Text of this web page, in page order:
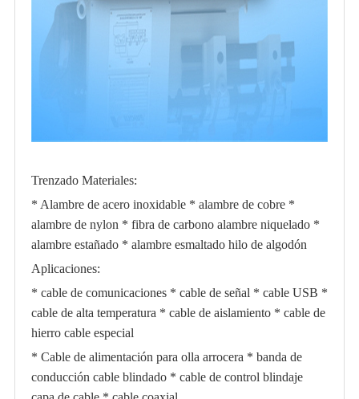
Trenzado Materiales:
* Alambre de acero inoxidable * alambre de cobre *
alambre de nylon * fibra de carbono alambre niquelado *
alambre estañado * alambre esmaltado hilo de algodón
Aplicaciones:
* cable de comunicaciones * cable de señal * cable USB *
cable de alta temperatura * cable de aislamiento * cable de
hierro cable especial
* Cable de alimentación para olla arrocera * banda de
conducción cable blindado * cable de control blindaje